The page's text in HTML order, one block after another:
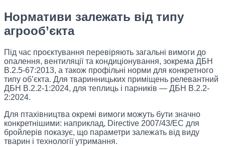
Нормативи залежать від типу
агрооб’єкта
Під час проєктування перевіряють загальні вимоги до
опалення, вентиляції та кондиціонування, зокрема ДБН
В.2.5-67:2013, а також профільні норми для конкретного
типу об’єкта. Для тваринницьких приміщень релевантний
ДБН В.2.2-1:2024, для теплиць і парників — ДБН В.2.2-
2:2024.
Для птахівництва окремі вимоги можуть бути значно
конкретнішими: наприклад, Directive 2007/43/EC для
бройлерів показує, що параметри залежать від виду
тварин і технології утримання.